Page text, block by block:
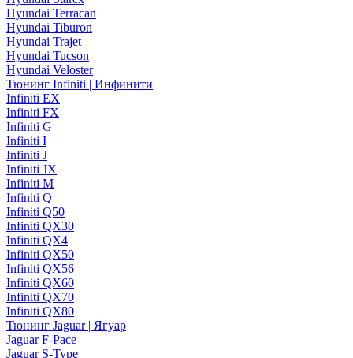
Hyundai Terracan
Hyundai Tiburon
Hyundai Trajet
Hyundai Tucson
Hyundai Veloster
Тюнинг Infiniti | Инфинити
Infiniti EX
Infiniti FX
Infiniti G
Infiniti I
Infiniti J
Infiniti JX
Infiniti M
Infiniti Q
Infiniti Q50
Infiniti QX30
Infiniti QX4
Infiniti QX50
Infiniti QX56
Infiniti QX60
Infiniti QX70
Infiniti QX80
Тюнинг Jaguar | Ягуар
Jaguar F-Pace
Jaguar S-Type